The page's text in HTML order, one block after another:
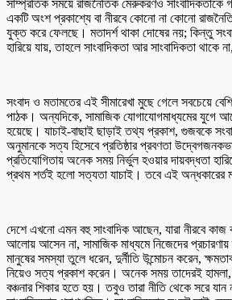
সাম্প্রতিক সময়ে রাজনৈতিক মেরুকরণও সাংবাদিকতাকে
একটি অংশ প্রকাশ্যে বা নীরবে কোনো না কোনো
যুক্ত করে ফেলছে। মতাদর্শ থাকা দোষের নয়; কিন্তু
হারিয়ে যায়, তাহলে সাংবাদিকতা আর সাংবাদিকতা থাকে
সংবাদ ও মতামতের এই সীমারেখা মুছে গেলে সবচেয়ে
পাঠক। অন্যদিকে, সামাজিক যোগাযোগমাধ্যমের যুগে
হয়েছে। যাচাই-বাছাই ছাড়াই তথ্য প্রকাশ, গুজবকে
অনুমানকে সত্য হিসেবে প্রতিষ্ঠার প্রবণতা
প্রতিযোগিতায় অনেক সময় নির্ভুল হওয়ার দায়বদ্ধতা
প্রথম শর্তই হলো সত্যতা যাচাই। তবে এই অন্ধকারের
দেশে এখনো এমন বহু সাংবাদিক আছেন, যারা নীরবে কাজ
আলোয় আসেন না, সামাজিক মাধ্যমে নিজেদের
মানুষের সমস্যা তুলে ধরেন, দুর্নীতি উন্মোচন করেন,
নিয়েও সত্য প্রকাশ করেন। অনেক সময় তাদেরই হামলা,
বঞ্চনার শিকার হতে হয়। তবুও তারা নীতি থেকে সরে